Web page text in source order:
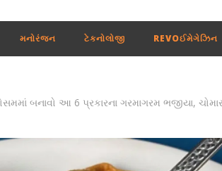
મનોરંજન ટેકનોલોજી REVOઈમેગેઝિન
બનાવો આ 6 પ્રકારના ગરમાગરમ ભજીયા,